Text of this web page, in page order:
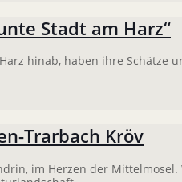
Stadt am Harz“
hinab, haben ihre
Trarbach Kröv
im Herzen der